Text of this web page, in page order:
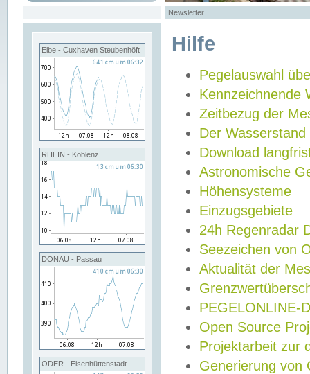
Newsletter
Elbe - Cuxhaven Steubenhöft
RHEIN - Koblenz
DONAU - Passau
ODER - Eisenhüttenstadt
Hilfe
Pegelauswahl
Kennzeichnende
Zeitbezug der
Der Wasserstand
Download
Astronomische
Höhensysteme
Einzugsgebiete
24h Regenradar
Seezeichen von
Aktualität der
PEGELONLINE-
Open Source
Projektarbeit zur
Generierung von